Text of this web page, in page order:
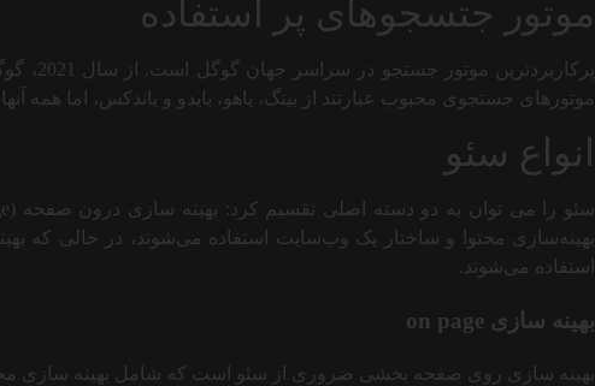
موتور جتسجوهای پر استفاده
موتورهای جستجوی محبوب عبارتند از بینگ، یاهو، بایدو و یاندکس، اما همه
انواع سئو
بهینه‌سازی محتوا و ساختار یک وب‌سایت استفاده می‌شوند، در حالی که
استفاده می‌شوند.
بهینه سازی on page
بهینه سازی روی صفحه بخشی ضروری از سئو است که شامل بهینه سازی